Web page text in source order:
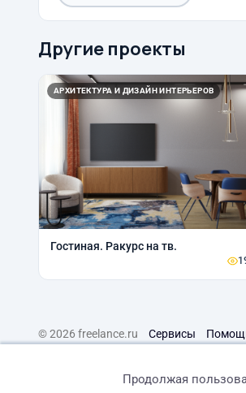
Другие проекты
АРХИТЕКТУРА И ДИЗАЙН ИНТЕРЬЕРОВ
Гостиная. Ракурс на тв.
© 2026 freelance.ru Сервисы
Продолжая